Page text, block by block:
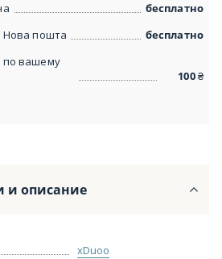
бесплатно
Нова пошта
бесплатно
по вашему
100₴
и описание
xDuoo